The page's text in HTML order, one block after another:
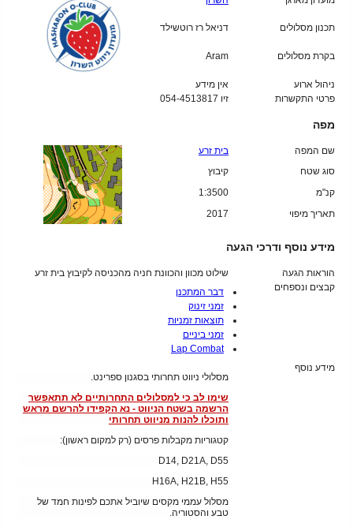
תכנון מסלולים דניאל רז רוטשילד
בקרת מסלולים Aram
ניהול ארוע
אין מידע
פרטי התקשרות
זיו 054-4513817
מפה
שם המפה
בית זרע
סוג שטח
קיבוץ
קנ"מ
1:3500
תאריך מיפוי
2017
מידע נוסף ודרכי הגעה
הוראות הגעה
שילוט מכוון והכוונת חניה מהכניסה לקיבוץ בית זרע
קבצים ונספחים
דבר המתכנן
זמני זינוק
תוצאות זמניות
זמני ביניים
Lap Combat
מידע נוסף
מסלולי ניווט תחרותי בסגנון ספרינט.
שימו לב כי למסלולים התחרותיים לא תתאפשר
הרשמה בשטח הניווט - נא הקפידו להרשם מראש
ותוכלו להנות מניווט תחרותי
קטגוריות מקבלות פרסים (רק למקום ראשון):
D14, D21A, D55
H16A, H21B, H55
מסלול עממי מקסים שיוביל אתכם לפינות חמד של
טבע והסטוריה.